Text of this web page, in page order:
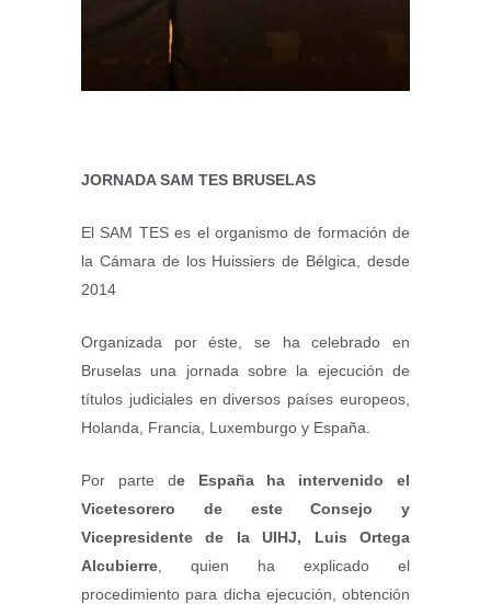
JORNADA SAM TES BRUSELAS
El SAM TES es el organismo de formación de
la Cámara de los Huissiers de Bélgica, desde
2014
Organizada por éste, se ha celebrado en
Bruselas una jornada sobre la ejecución de
títulos judiciales en diversos países europeos,
Holanda, Francia, Luxemburgo y España.
Por parte de España ha intervenido el
Vicetesorero de este Consejo y
Vicepresidente de la UIHJ, Luis Ortega
Alcubierre , quien ha explicado el
procedimiento para dicha ejecución, obtención